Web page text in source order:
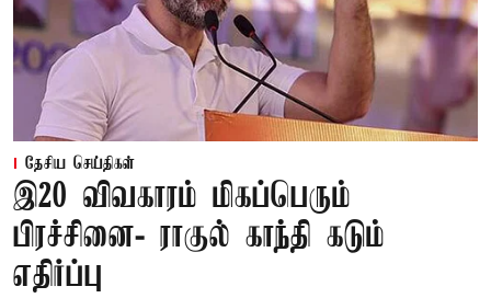
தேசிய செய்திகள்
இ20 விவகாரம் மிகப்பெரும்
பிரச்சினை- ராகுல் காந்தி கடும்
எதிர்ப்பு